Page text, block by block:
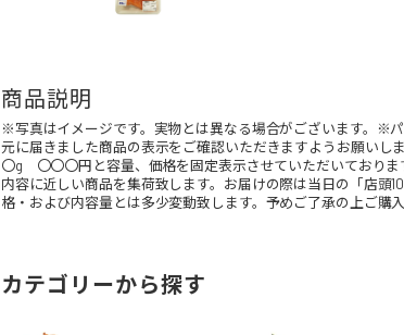
商品説明
※写真はイメージです。実物とは異なる場合がございます。※
元に届きました商品の表示をご確認いただきますようお願い
〇g 〇〇〇円と容量、価格を固定表示させていただいており
内容に近しい商品を集荷致します。お届けの際は当日の「店頭
格・および内容量とは多少変動致します。予めご了承の上ご購入
カテゴリーから探す